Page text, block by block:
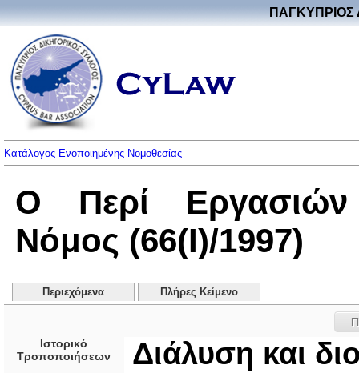
ΠΑΓΚΥΠΡΙΟΣ
Κατάλογος Ενοποιημένης Νομοθεσίας
Ο Περί Εργασιών
Νόμος (66(I)/1997)
Περιεχόμενα Πλήρες Κείμενο
Ιστορικό
Τροποποιήσεων
Διάλυση και